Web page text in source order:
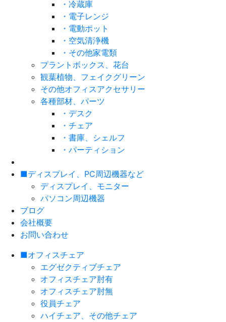
・冷蔵庫
・電子レンジ
・電動ポット
・空気清浄機
・その他家電類
プラントボックス、花台
観葉植物、フェイクグリーン
その他オフィスアクセサリー
各種部材、パーツ
・デスク
・チェア
・書庫、シェルフ
・パーティション
■ディスプレイ、PC周辺機器など
ディスプレイ、モニター
パソコン周辺機器
ブログ
会社概要
お問い合わせ
■オフィスチェア
エグゼクティブチェア
オフィスチェア肘有
オフィスチェア肘無
役員チェア
ハイチェア、その他チェア